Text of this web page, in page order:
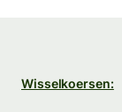
Wisselkoersen: